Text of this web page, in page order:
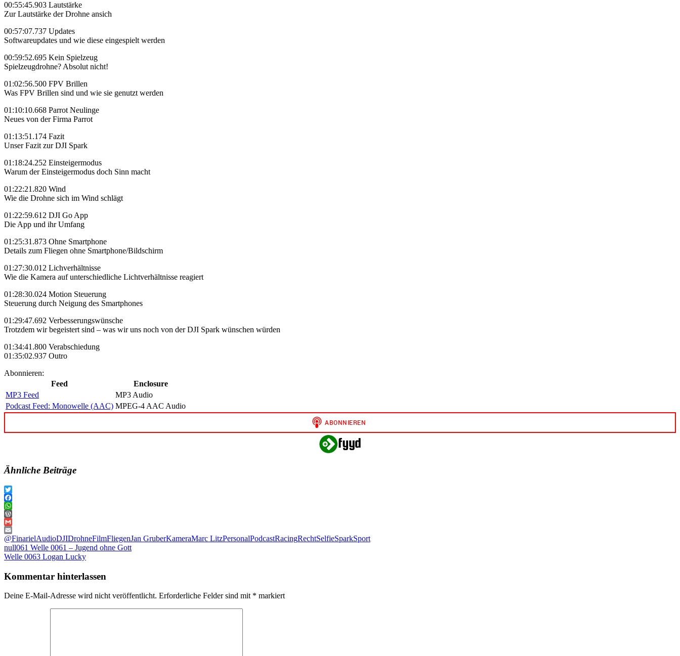
00:55:45.903 Lautstärke
Zur Lautstärke der Drohne ansich
00:57:07.737 Updates
Softwareupdates und wie diese eingespielt werden
00:59:52.695 Kein Spielzeug
Spielzeugdrohne? Absolut nicht!
01:02:56.500 FPV Brillen
Was FPV Brillen sind und wie sie genutzt werden
01:10:10.668 Parrot Neulinge
Neues von der Firma Parrot
01:13:51.174 Fazit
Unser Fazit zur DJI Spark
01:18:24.252 Einsteigermodus
Warum der Einsteigermodus doch Sinn macht
01:22:21.820 Wind
Wie die Drohne sich im Wind schlägt
01:22:59.612 DJI Go App
Die App und ihr Umfang
01:25:31.873 Ohne Smartphone
Details zum Fliegen ohne Smartphone/Bildschirm
01:27:30.012 Lichverhältnisse
Wie die Kamera auf unterschiedliche Lichtverhältnisse reagiert
01:28:30.024 Motion Steuerung
Steuerung durch Neigung des Smartphones
01:29:47.692 Verbesserungswünsche
Trotzdem wir begeistert sind – was wir uns noch von der DJI Spark wünschen würden
01:34:41.800 Verabschiedung
01:35:02.937 Outro
Abonnieren:
Feed
Enclosure
MP3 Feed
MP3 Audio
Podcast Feed: Monowelle (AAC) MPEG-4 AAC Audio
Ähnliche Beiträge
Twitter
Facebook
WhatsApp
WordPress
Gmail
Email
@FinarielAudioDJIDrohneFilmFliegenJan GruberKameraMarc LitzPersonalPodcastRacingRechtSelfieSparkSport
Beitragsnavigation
Vorheriger
Beitrag:
null061 Welle 0061 – Jugend ohne Gott
Nächster
Welle 0063 Logan Lucky
Kommentar hinterlassen
Deine E-Mail-Adresse wird nicht veröffentlicht. Erforderliche Felder sind mit * markiert